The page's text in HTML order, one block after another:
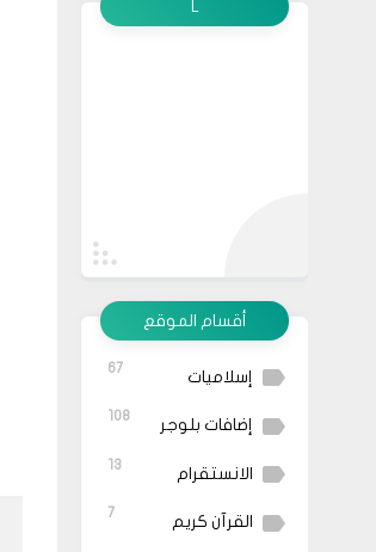
L
أقسام الموقع
إسلاميات 67
إضافات بلوجر 108
الانستقرام 13
القرآن كريم 7